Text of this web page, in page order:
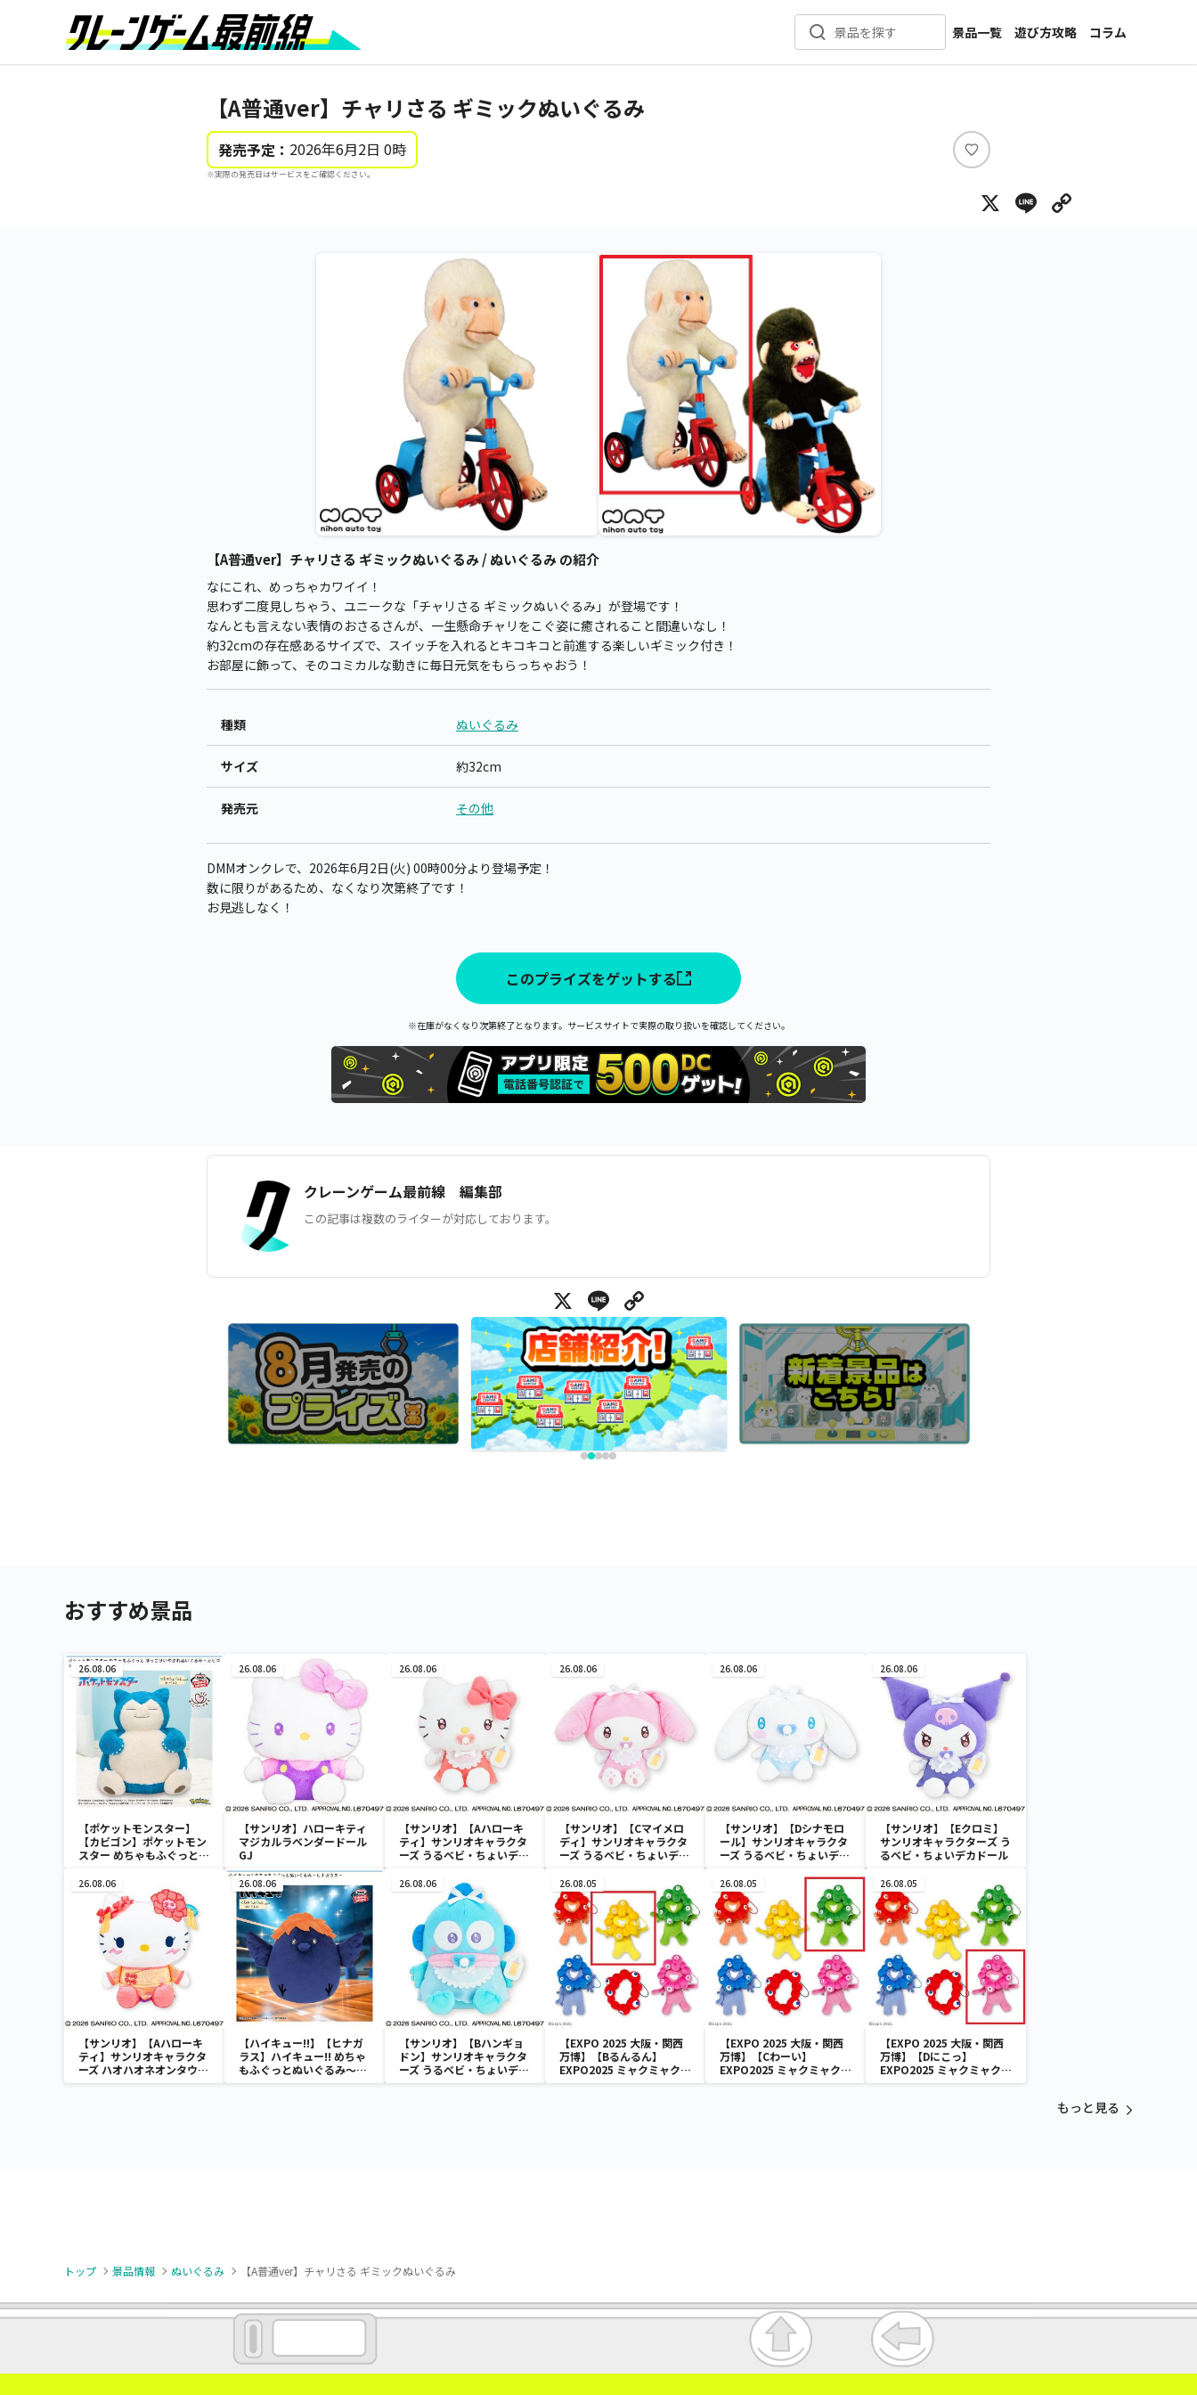
景品を探す
景品一覧
新着景品
メーカー一覧
遊び方攻略
コラム
インタビュー
【A普通ver】チャリさる ギミックぬいぐるみ
発売予定： 2026年6月2日 0時
※実際の発売日はサービスをご確認ください。
い
ね
X Line
【A普通ver】チャリさる ギミックぬいぐるみ / ぬいぐるみ の紹介
なにこれ、めっちゃカワイイ！
思わず二度見しちゃう、ユニークな「チャリさる ギミックぬいぐるみ」が登場です！
なんとも言えない表情のおさるさんが、一生懸命チャリをこぐ姿に癒されること間違いなし！
約32cmの存在感あるサイズで、スイッチを入れるとキコキコと前進する楽しいギミック付き！
お部屋に飾って、そのコミカルな動きに毎日元気をもらっちゃおう！
種類 ぬいぐるみ
サイズ 約32cm
発売元 その他
DMMオンクレで、2026年6月2日(火) 00時00分より登場予定！
数に限りがあるため、なくなり次第終了です！
お見逃しなく！
このプライズをゲットする
※在庫がなくなり次第終了となります。サービスサイトで実際の取り扱いを確認してください。
クレーンゲーム最前線 編集部
この記事は複数のライターが対応しております。
X Line
おすすめ景品
26.08.06
【ポケットモンスター】
【カビゴン】ポケットモン
スター めちゃもふぐっと
み～カビゴン～
26.08.06
【サンリオ】ハローキティ
マジカルラベンダードール
GJ
26.08.06
【サンリオ】【Aハローキ
ティ】サンリオキャラクタ
ーズ うるベビ・ちょいデカ
26.08.06
【サンリオ】【Cマイメロ
ディ】サンリオキャラクタ
ーズ うるベビ・ちょいデカ
26.08.06
【サンリオ】【Dシナモロ
ール】サンリオキャラクタ
ーズ うるベビ・ちょいデカ
26.08.06
【サンリオ】【Eクロミ】
サンリオキャラクターズ う
るベビ・ちょいデカドール
26.08.06
【サンリオ】【Aハローキ
ティ】サンリオキャラクタ
ーズ ハオハオネオンタウン
ドールBIGタイプ1
26.08.06
【ハイキュー!!】【ヒナガ
ラス】ハイキュー!! めちゃ
もふぐっとぬいぐるみ～ヒ
ナガラス～
26.08.06
【サンリオ】【Bハンギョ
ドン】サンリオキャラクタ
ーズ うるベビ・ちょいデカ
ドール
26.08.05
【EXPO 2025 大阪・関西
万博】【Bるんるん】
EXPO2025 ミャクミャク
カラフルゴム紐付きぬいぐ
26.08.05
【EXPO 2025 大阪・関西
万博】【Cわーい】
EXPO2025 ミャクミャク
カラフルゴム紐付きぬいぐ
26.08.05
【EXPO 2025 大阪・関西
万博】【Dにこっ】
EXPO2025 ミャクミャク
カラフルゴム紐付きぬいぐ
もっと見る
トップ 景品情報 ぬいぐるみ 【A普通ver】チャリさる ギミックぬいぐるみ